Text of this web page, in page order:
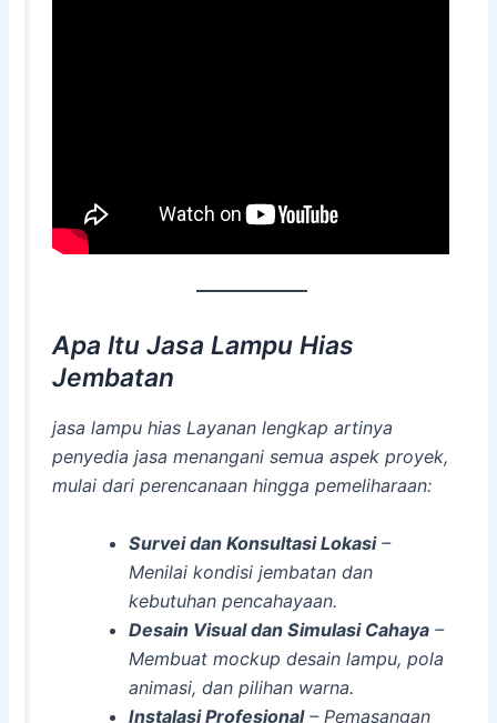
Apa Itu Jasa Lampu Hias
Jembatan
jasa lampu hias Layanan lengkap artinya
penyedia jasa menangani semua aspek proyek,
mulai dari perencanaan hingga pemeliharaan:
Survei dan Konsultasi Lokasi–
Menilai kondisi jembatan dan
kebutuhan pencahayaan.
Desain Visual dan Simulasi Cahaya–
Membuat mockup desain lampu, pola
animasi, dan pilihan warna.
Instalasi Profesional– Pemasangan